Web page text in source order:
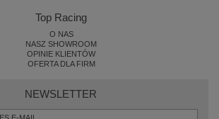
Top Racing
O NAS
NASZ SHOWROOM
OPINIE KLIENTÓW
OFERTA DLA FIRM
NEWSLETTER